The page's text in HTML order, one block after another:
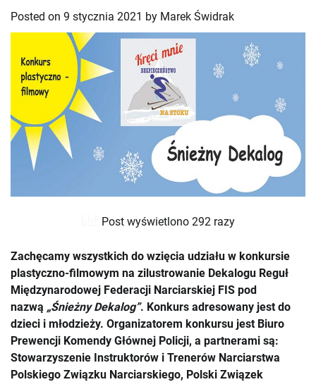
Posted on 9 stycznia 2021 by Marek Świdrak
Post wyświetlono 292 razy
Zachęcamy wszystkich do wzięcia udziału w konkursie
plastyczno-filmowym na zilustrowanie Dekalogu Reguł
Międzynarodowej Federacji Narciarskiej FIS pod
nazwą „Śnieżny Dekalog”. Konkurs adresowany jest do
dzieci i młodzieży. Organizatorem konkursu jest Biuro
Prewencji Komendy Głównej Policji, a partnerami są:
Stowarzyszenie Instruktorów i Trenerów Narciarstwa
Polskiego Związku Narciarskiego, Polski Związek